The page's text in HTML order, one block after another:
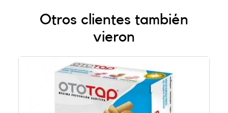
Otros clientes también
vieron